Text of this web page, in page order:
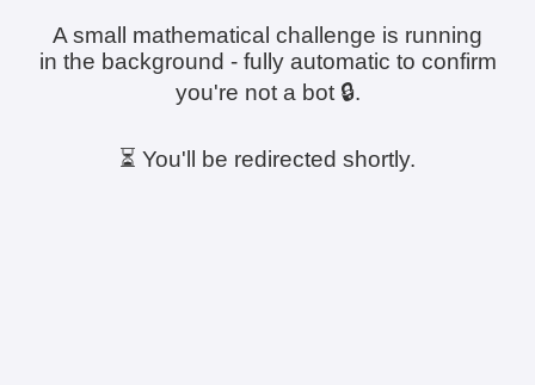
A small mathematical challenge is running
in the background - fully automatic to confirm
you're not a bot 🔒.
⏳ You'll be redirected shortly.